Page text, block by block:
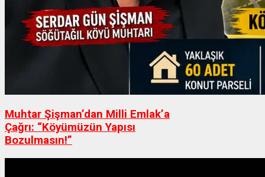
Muhtar Şişman’dan Milli Emlak’a
Çağrı: “Köyümüzün Yapısı
Bozulmasın!”